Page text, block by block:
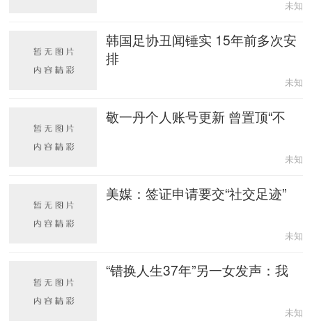
未知
韩国足协丑闻锤实 15年前多次安
排
未知
敬一丹个人账号更新 曾置顶“不
未知
美媒：签证申请要交“社交足迹”
未知
“错换人生37年”另一女发声：我
未知